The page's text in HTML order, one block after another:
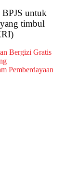
BPJS untuk
timbul
Bergizi Gratis
Pemberdayaan